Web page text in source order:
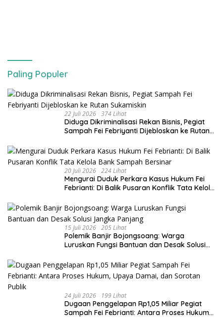
Paling Populer
22 Juli 2026 374 Lihat
Diduga Dikriminalisasi Rekan Bisnis, Pegiat
Sampah Fei Febriyanti Dijebloskan ke Rutan
20 Juli 2026 224 Lihat
​Mengurai Duduk Perkara Kasus Hukum Fei
Febrianti: Di Balik Pusaran Konflik Tata Kelola
15 Juli 2026 205 Lihat
Polemik Banjir Bojongsoang: Warga
Luruskan Fungsi Bantuan dan Desak Solusi
24 Juli 2026 199 Lihat
Dugaan Penggelapan Rp1,05 Miliar Pegiat
Sampah Fei Febrianti: Antara Proses Hukum,